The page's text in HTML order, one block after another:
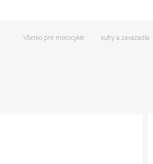
Všetko pre motocykle kufry a zavazadla